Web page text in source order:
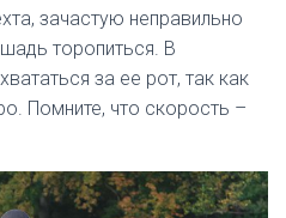
зачастую неправильно
торопиться. В
за ее рот, так как
Помните, что скорость –